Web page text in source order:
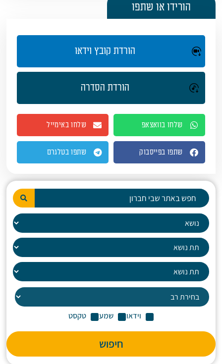
הורידו או שתפו
הורדת קובץ וידאו
הורדת הסדרה
שלחו בוואצאפ שלחו באימייל
שתפו בפייסבוק שתפו בטלגרם
וידאו שמע טקסט
חיפוש